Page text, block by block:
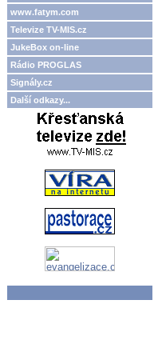
www.fatym.com
Televize TV-MIS.cz
JukeBox on-line
Rádio PROGLAS
Signály.cz
Další odkazy...